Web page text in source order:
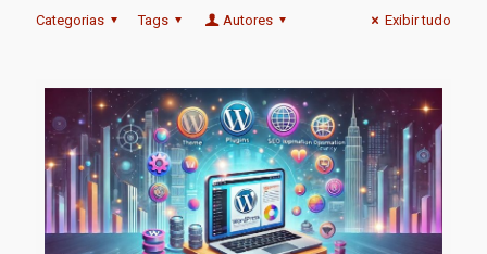
Categorias Tags Autores Exibir tudo